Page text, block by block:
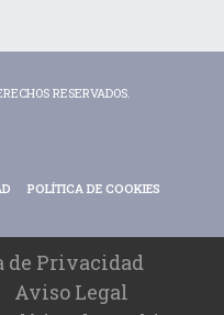
RESERVADOS.
POLÍTICA DE COOKIES
de Privacidad
Aviso Legal